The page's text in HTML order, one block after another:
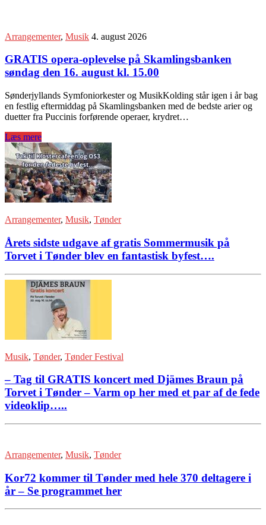
Arrangementer, Musik 4. august 2026
GRATIS opera-oplevelse på Skamlingsbanken
søndag den 16. august kl. 15.00
Sønderjyllands Symfoniorkester og MusikKolding står igen i år bag
en festlig eftermiddag på Skamlingsbanken med de bedste arier og
duetter fra Puccinis forførende operaer, krydret…
Læs mere
Arrangementer, Musik, Tønder
Årets sidste udgave af gratis Sommermusik på
Torvet i Tønder blev en fantastisk byfest….
Musik, Tønder, Tønder Festival
– Tag til GRATIS koncert med Djämes Braun på
Torvet i Tønder – Varm op her med et par af de fede
videoklip…..
Arrangementer, Musik, Tønder
Kor72 kommer til Tønder med hele 370 deltagere i
år – Se programmet her